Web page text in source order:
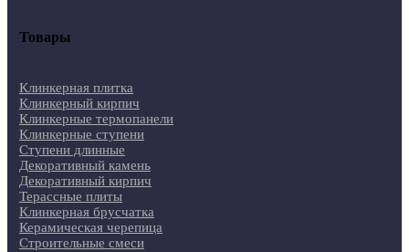
Товары
Клинкерная плитка
Клинкерный кирпич
Клинкерные термопанели
Клинкерные ступени
Ступени длинные
Декоративный камень
Декоративный кирпич
Терассные плиты
Клинкерная брусчатка
Керамическая черепица
Строительные смеси